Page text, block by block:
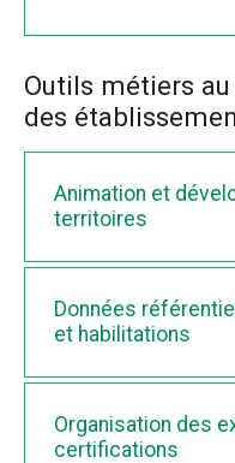
Outils métiers
des
Animation et
territoires
Données
et habilitations
Organisation des
certifications